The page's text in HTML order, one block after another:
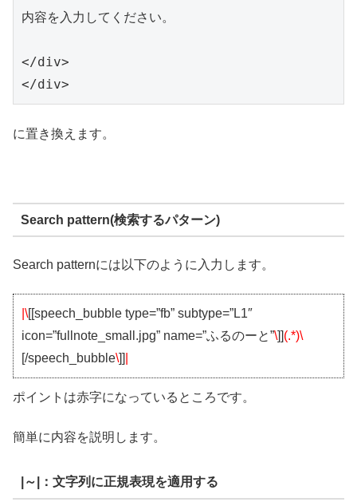
内容を入力してください。
</div>
</div>
に置き換えます。
Search pattern(検索するパターン)
Search patternには以下のように入力します。
|\[[speech_bubble type=”fb” subtype=”L1″
icon=”fullnote_small.jpg” name=”ふるのーと”\]](.*)\
[/speech_bubble\]]
ポイントは赤字になっているところです。
簡単に内容を説明します。
|～|：文字列に正規表現を適用する